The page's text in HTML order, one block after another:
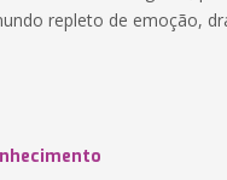
repleto de emoção,